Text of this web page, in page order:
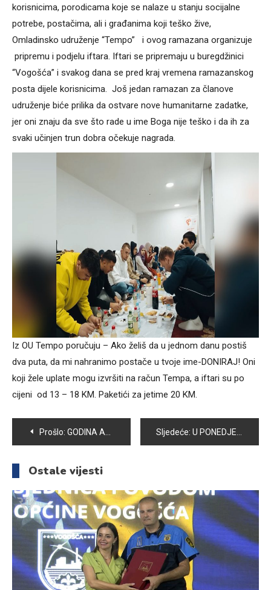
korisnicima, porodicama koje se nalaze u stanju socijalne
potrebe, postačima, ali i građanima koji teško žive,
Omladinsko udruženje “Tempo” i ovog ramazana organizuje
pripremu i podjelu iftara. Iftari se pripremaju u buregdžinici
“Vogošća” i svakog dana se pred kraj vremena ramazanskog
posta dijele korisnicima. Još jedan ramazan za članove
udruženje biće prilika da ostvare nove humanitarne zadatke,
jer oni znaju da sve što rade u ime Boga nije teško i da ih za
svaki učinjen trun dobra očekuje nagrada.
Iz OU Tempo poručuju – Ako želiš da u jednom danu postiš
dva puta, da mi nahranimo postače u tvoje ime-DONIRAJ! Oni
koji žele uplate mogu izvršiti na račun Tempa, a iftari su po
cijeni od 13 – 18 KM. Paketići za jetime 20 KM.
Navigacija
članaka
Prošlo: GODINA AKTIVNOG I ISPUNJENOG ŽIVOTA U CENTRU ZA ZDRAVO STARENJE VOGOŠĆA Sljedeće: U PONEDJELJAK U VOGOŠĆI PREDRAMAZANSKI KONCERT GRUPE REJJAN
Ostale vijesti